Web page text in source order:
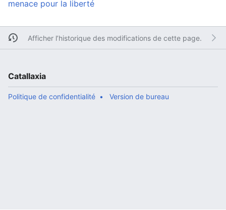
menace pour la liberté
Afficher l’historique des modifications de cette page.
Catallaxia
Politique de confidentialité Version de bureau